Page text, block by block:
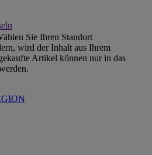
Sie Ihren Standort
wird der Inhalt aus Ihrem
Artikel können nur in das